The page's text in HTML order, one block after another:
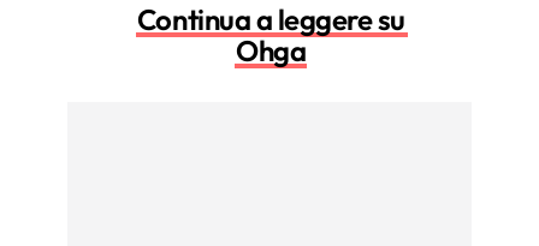
Continua a leggere su
Ohga